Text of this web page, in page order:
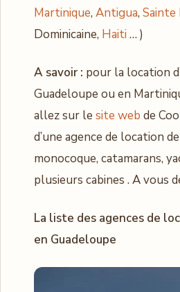
Martinique, Antigua, Sainte
Dominicaine, Haiti … )
A savoir : pour la location
Guadeloupe ou en
allez sur le site web de
d’une agence de location
monocoque, catamarans,
plusieurs cabines . A vous
La liste des agences de
en Guadeloupe